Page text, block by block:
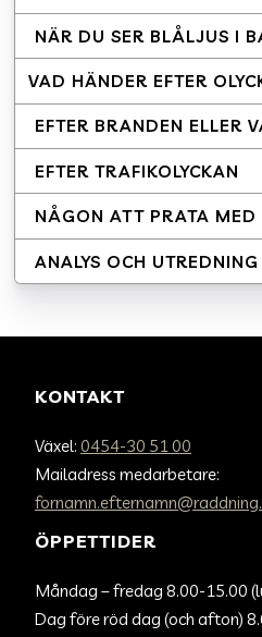
NÄR DU SER BLÅLJUS I
VAD HÄNDER EFTER
EFTER BRANDEN ELLER
EFTER TRAFIKOLYCKAN
NÅGON ATT PRATA MED
ANALYS OCH UTREDNING
KONTAKT
Växel: 0454-30 51 00
Mailadress medarbetare:
ÖPPETTIDER
Måndag – fredag 8.00-15.00
Dag före röd dag (och afton)